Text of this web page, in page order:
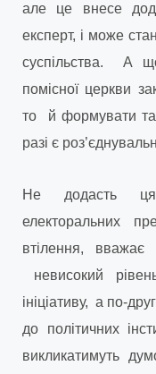
але це внесе
експерт, і може
суспільства. А
помісної церкви
то й формувати
разі є
Не додасть ця
електоральних
втілення,
невисокий
ініціативу, а по-
до політичних
викликатимуть